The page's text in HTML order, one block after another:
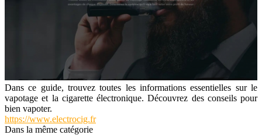
Dans ce guide, trouvez toutes les informations essentielles sur le
vapotage et la cigarette électronique. Découvrez des conseils pour
bien vapoter.
https://www.electrocig.fr
Dans la même catégorie